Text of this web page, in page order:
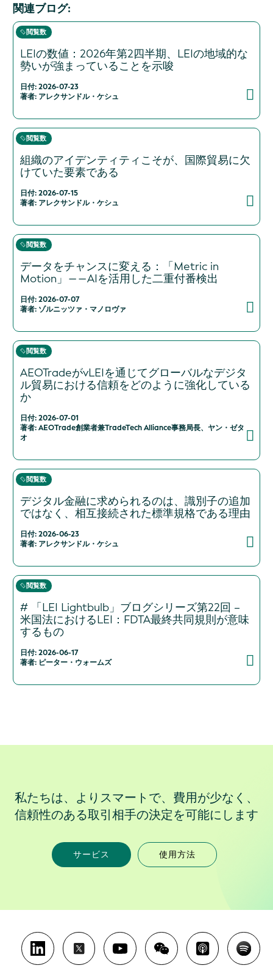
関連ブログ:
閲覧数
LEIの数値：2026年第2四半期、LEIの地域的な
勢いが強まっていることを示唆
日付: 2026-07-23
著者: アレクサンドル・ケシュ
閲覧数
組織のアイデンティティこそが、国際貿易に欠
けていた要素である
日付: 2026-07-15
著者: アレクサンドル・ケシュ
閲覧数
データをチャンスに変える：「Metric in
Motion」――AIを活用した二重付番検出
日付: 2026-07-07
著者: ゾルニッツァ・マノロヴァ
閲覧数
AEOTradeがvLEIを通じてグローバルなデジタ
ル貿易における信頼をどのように強化している
か
日付: 2026-07-01
著者: AEOTrade創業者兼TradeTech Alliance事務局長、ヤン・ゼタ
オ
閲覧数
デジタル金融に求められるのは、識別子の追加
ではなく、相互接続された標準規格である理由
日付: 2026-06-23
著者: アレクサンドル・ケシュ
閲覧数
# 「LEI Lightbulb」ブログシリーズ第22回 –
米国法におけるLEI：FDTA最終共同規則が意味
するもの
日付: 2026-06-17
著者: ピーター・ウォームズ
私たちは、よりスマートで、費用が少なく、
信頼性のある取引相手の決定を可能にします
サービス 使用方法